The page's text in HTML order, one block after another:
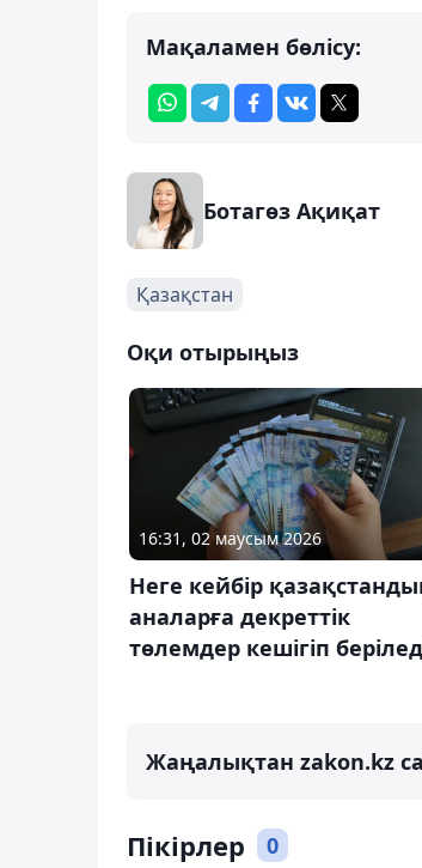
Мақаламен бөлісу:
Ботагөз Ақиқат
Қазақстан
Оқи отырыңыз
16:31, 02 маусым 2026
Неге кейбір
аналарға декреттік
төлемдер кешігіп
Жаңалықтан zakon.kz
Пікірлер 0